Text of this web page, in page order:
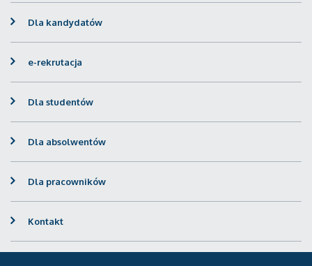
Dla kandydatów
e-rekrutacja
Dla studentów
Dla absolwentów
Dla pracowników
Kontakt